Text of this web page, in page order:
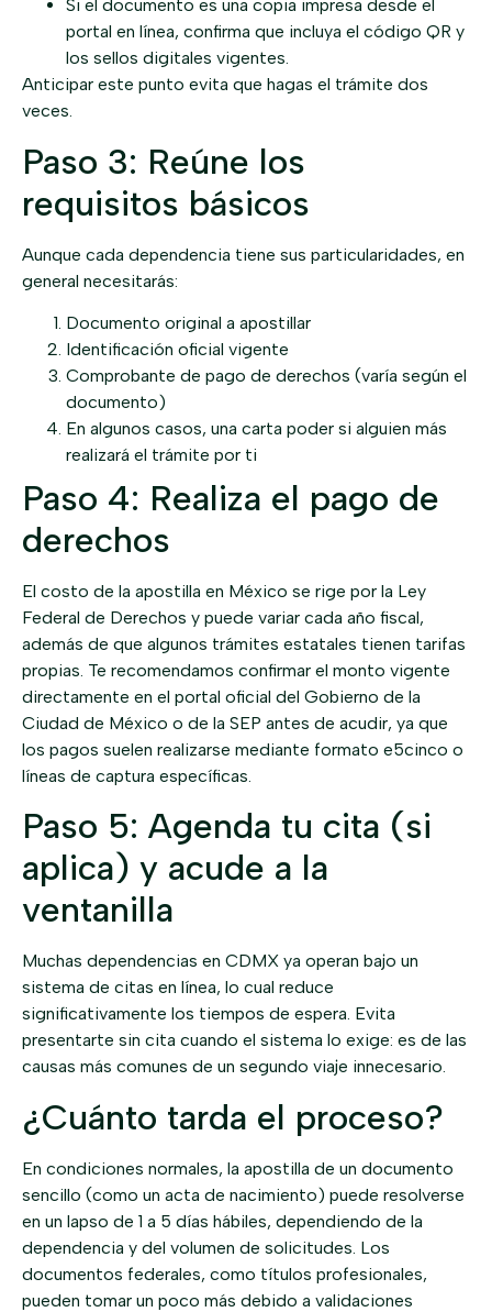
Si el documento es una copia impresa desde el
portal en línea, confirma que incluya el código QR y
los sellos digitales vigentes.
Anticipar este punto evita que hagas el trámite dos
veces.
Paso 3: Reúne los
requisitos básicos
Aunque cada dependencia tiene sus particularidades, en
general necesitarás:
Documento original a apostillar
Identificación oficial vigente
Comprobante de pago de derechos (varía según el
documento)
En algunos casos, una carta poder si alguien más
realizará el trámite por ti
Paso 4: Realiza el pago de
derechos
El costo de la apostilla en México se rige por la Ley
Federal de Derechos y puede variar cada año fiscal,
además de que algunos trámites estatales tienen tarifas
propias. Te recomendamos confirmar el monto vigente
directamente en el portal oficial del Gobierno de la
Ciudad de México o de la SEP antes de acudir, ya que
los pagos suelen realizarse mediante formato e5cinco o
líneas de captura específicas.
Paso 5: Agenda tu cita (si
aplica) y acude a la
ventanilla
Muchas dependencias en CDMX ya operan bajo un
sistema de citas en línea, lo cual reduce
significativamente los tiempos de espera. Evita
presentarte sin cita cuando el sistema lo exige: es de las
causas más comunes de un segundo viaje innecesario.
¿Cuánto tarda el proceso?
En condiciones normales, la apostilla de un documento
sencillo (como un acta de nacimiento) puede resolverse
en un lapso de 1 a 5 días hábiles, dependiendo de la
dependencia y del volumen de solicitudes. Los
documentos federales, como títulos profesionales,
pueden tomar un poco más debido a validaciones